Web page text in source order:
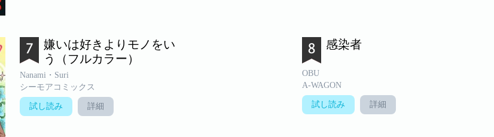
嫌いは好きよりモノをい
う（フルカラー）
Nanami・Suri
シーモアコミックス
試し読み 詳細
感染者
OBU
A-WAGON
試し読み 詳細